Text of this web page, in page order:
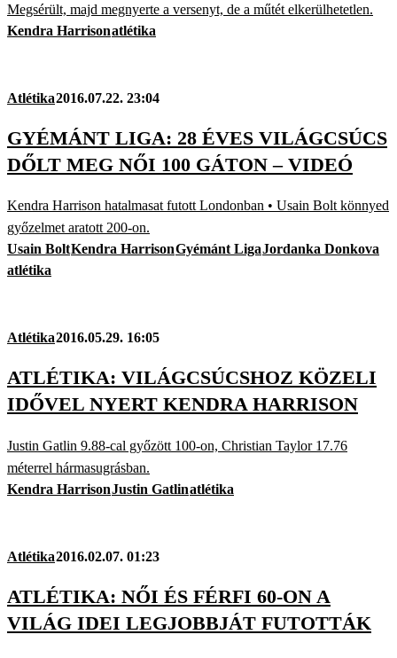
Megsérült, majd megnyerte a versenyt, de a műtét elkerülhetetlen.
Kendra Harrisonatlétika
Atlétika2016.07.22. 23:04
GYÉMÁNT LIGA: 28 ÉVES VILÁGCSÚCS
DŐLT MEG NŐI 100 GÁTON – VIDEÓ
Kendra Harrison hatalmasat futott Londonban • Usain Bolt könnyed
győzelmet aratott 200-on.
Usain BoltKendra HarrisonGyémánt LigaJordanka Donkova
atlétika
Atlétika2016.05.29. 16:05
ATLÉTIKA: VILÁGCSÚCSHOZ KÖZELI
IDŐVEL NYERT KENDRA HARRISON
Justin Gatlin 9.88-cal győzött 100-on, Christian Taylor 17.76
méterrel hármasugrásban.
Kendra HarrisonJustin Gatlinatlétika
Atlétika2016.02.07. 01:23
ATLÉTIKA: NŐI ÉS FÉRFI 60-ON A
VILÁG IDEI LEGJOBBJÁT FUTOTTÁK